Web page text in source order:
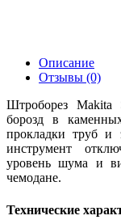
Описание
Отзывы (0)
Штроборез Makita
борозд в
прокладки труб и
инструмент
уровень шума и
чемодане.
Технические